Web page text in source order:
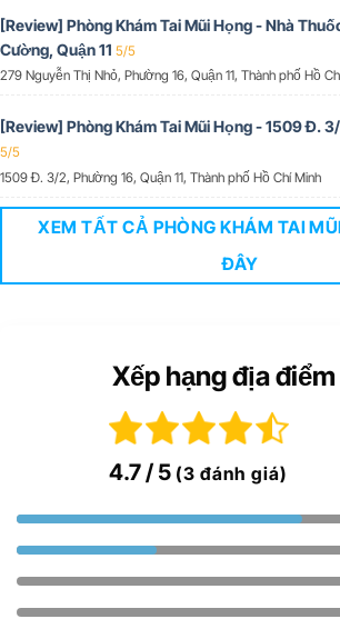
[Review] Phòng Khám Tai Mũi Họng - Nhà
Cường, Quận 11 5/5
279 Nguyễn Thị Nhỏ, Phường 16, Quận 11, Thành phố Hồ
[Review] Phòng Khám Tai Mũi Họng - 1509 Đ.
5/5
1509 Đ. 3/2, Phường 16, Quận 11, Thành phố Hồ Chí Minh
XEM TẤT CẢ PHÒNG KHÁM TAI
ĐÂY
Xếp hạng địa
4.7 / 5 (3 đánh giá)